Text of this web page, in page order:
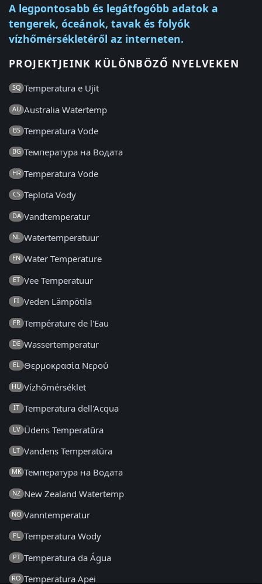
A legpontosabb és legátfogóbb adatok a
tengerek, óceánok, tavak és folyók
vízhőmérsékletéről az interneten.
PROJEKTJEINK KÜLÖNBÖZŐ NYELVEKEN
SQ Temperatura e Ujit
AU Australia Watertemp
BS Temperatura Vode
BG Температура на Водата
HR Temperatura Vode
CS Teplota Vody
DA Vandtemperatur
NL Watertemperatuur
EN Water Temperature
ET Vee Temperatuur
FI Veden Lämpötila
FR Température de l'Eau
DE Wassertemperatur
EL Θερμοκρασία Νερού
HU Vízhőmérséklet
IT Temperatura dell'Acqua
LV Ūdens Temperatūra
LT Vandens Temperatūra
MK Температура на Водата
NZ New Zealand Watertemp
NO Vanntemperatur
PL Temperatura Wody
PT Temperatura da Água
RO Temperatura Apei